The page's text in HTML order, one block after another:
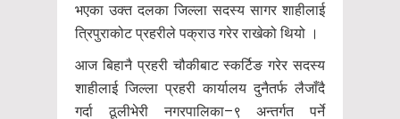
भएका उक्त दलका जिल्ला सदस्य सागर शाहीलाई
त्रिपुराकोट प्रहरीले पक्राउ गरेर राखेको थियो ।
आज बिहानै प्रहरी चौकीबाट स्कर्टिङ गरेर सदस्य
शाहीलाई जिल्ला प्रहरी कार्यालय दुनैतर्फ लैजाँदै
गर्दा ठूलीभेरी नगरपालिका–९ अन्तर्गत पर्ने